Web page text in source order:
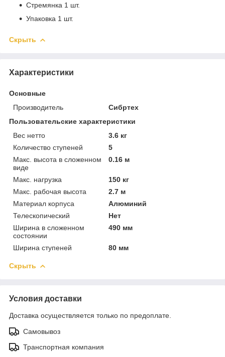
Стремянка 1 шт.
Упаковка 1 шт.
Скрыть
Характеристики
Основные
Производитель
Сибртех
Пользовательские характеристики
Вес нетто
3.6 кг
Количество ступеней
5
Макс. высота в сложенном
виде
0.16 м
Макс. нагрузка
150 кг
Макс. рабочая высота
2.7 м
Материал корпуса
Алюминий
Телескопический
Нет
Ширина в сложенном
состоянии
490 мм
Ширина ступеней 80 мм
Скрыть
Условия доставки
Доставка осуществляется только по предоплате.
Самовывоз
Транспортная компания